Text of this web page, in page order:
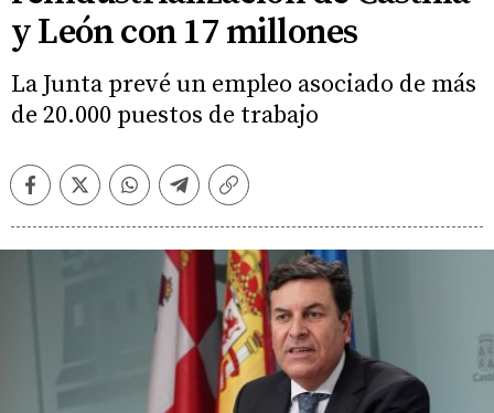
y León con 17 millones
La Junta prevé un empleo asociado de más
de 20.000 puestos de trabajo
FacebookTwitterWhatsappTelegramCopiar